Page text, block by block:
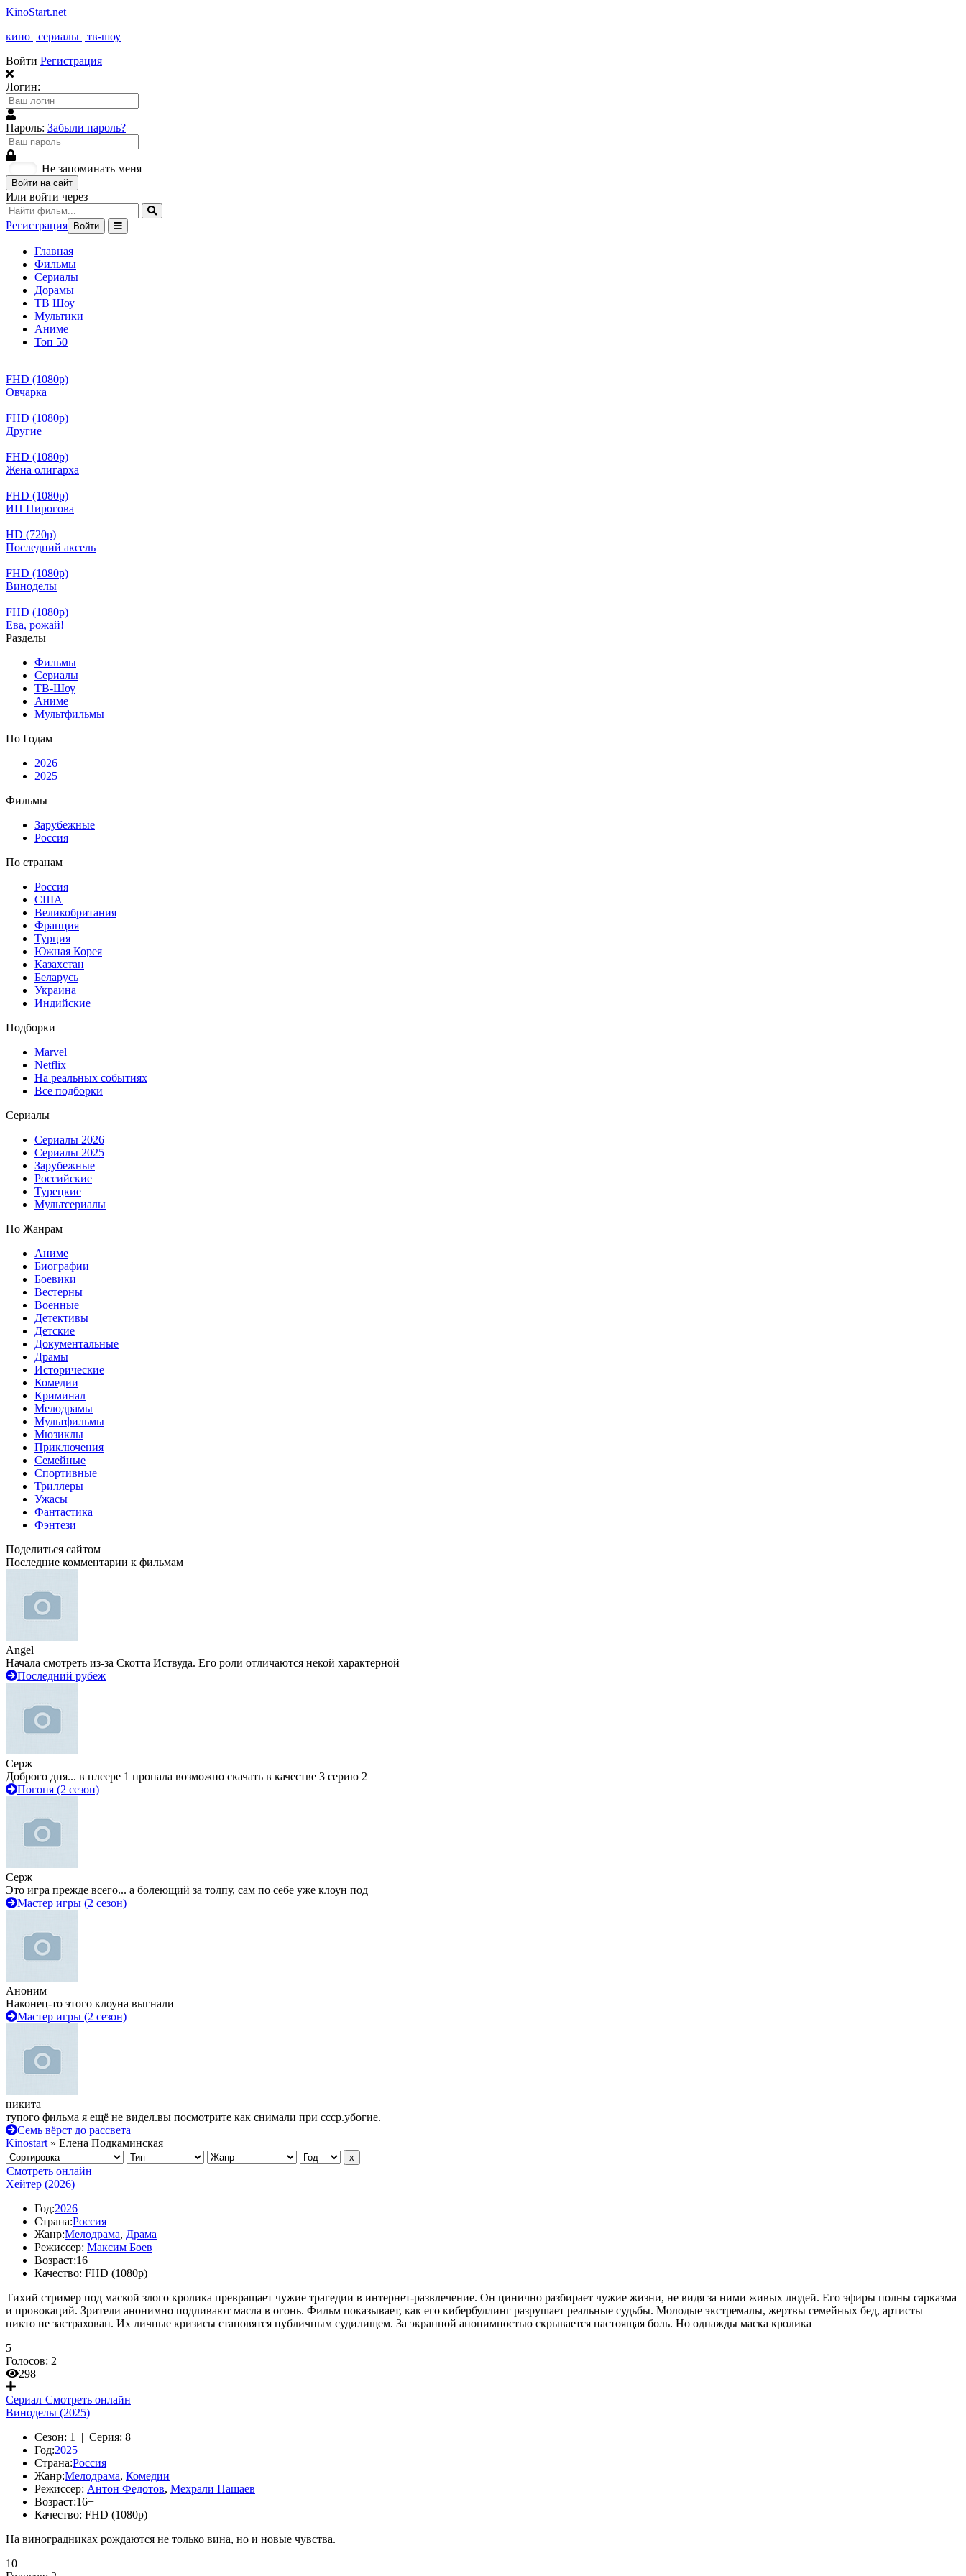
KinoStart.net
кино | сериалы | тв-шоу
Войти Регистрация
Логин:
Пароль: Забыли пароль?
Не запоминать меня
Войти на сайт
Или войти через
Регистрация Войти
Главная
Фильмы
Сериалы
Дорамы
ТВ Шоу
Мультики
Аниме
Топ 50
FHD (1080p)
Овчарка
FHD (1080p)
Другие
FHD (1080p)
Жена олигарха
FHD (1080p)
ИП Пирогова
HD (720p)
Последний аксель
FHD (1080p)
Виноделы
FHD (1080p)
Ева, рожай!
Разделы
Фильмы
Сериалы
ТВ-Шоу
Аниме
Мультфильмы
По Годам
2026
2025
Фильмы
Зарубежные
Россия
По странам
Россия
США
Великобритания
Франция
Турция
Южная Корея
Казахстан
Беларусь
Украина
Индийские
Подборки
Marvel
Netflix
На реальных событиях
Все подборки
Сериалы
Сериалы 2026
Сериалы 2025
Зарубежные
Российские
Турецкие
Мультсериалы
По Жанрам
Аниме
Биографии
Боевики
Вестерны
Военные
Детективы
Детские
Документальные
Драмы
Исторические
Комедии
Криминал
Мелодрамы
Мультфильмы
Мюзиклы
Приключения
Семейные
Спортивные
Триллеры
Ужасы
Фантастика
Фэнтези
Поделиться сайтом
Последние комментарии к фильмам
Angel
Начала смотреть из-за Скотта Иствуда. Его роли отличаются некой характерной
Последний рубеж
Серж
Доброго дня... в плеере 1 пропала возможно скачать в качестве 3 серию 2
Погоня (2 сезон)
Серж
Это игра прежде всего... а болеющий за толпу, сам по себе уже клоун под
Мастер игры (2 сезон)
Аноним
Наконец-то этого клоуна выгнали
Мастер игры (2 сезон)
никита
тупого фильма я ещё не видел.вы посмотрите как снимали при ссср.убогие.
Семь вёрст до рассвета
Kinostart » Елена Подкаминская
Смотреть онлайн
Хейтер (2026)
Год:2026
Страна:Россия
Жанр:Мелодрама, Драма
Режиссер: Максим Боев
Возраст:16+
Качество: FHD (1080p)
Тихий стример под маской злого кролика превращает чужие трагедии в интернет-развлечение. Он цинично разбирает чужие жизни, не видя за ними живых людей. Его эфиры полны сарказма
и провокаций. Зрители анонимно подливают масла в огонь. Фильм показывает, как его кибербуллинг разрушает реальные судьбы. Молодые экстремалы, жертвы семейных бед, артисты —
никто не застрахован. Их личные кризисы становятся публичным судилищем. За экранной анонимностью скрывается настоящая боль. Но однажды маска кролика
5
Голосов: 2
298
Сериал Смотреть онлайн
Виноделы (2025)
Сезон: 1 | Серия: 8
Год:2025
Страна:Россия
Жанр:Мелодрама, Комедии
Режиссер: Антон Федотов, Мехрали Пашаев
Возраст:16+
Качество: FHD (1080p)
На виноградниках рождаются не только вина, но и новые чувства.
10